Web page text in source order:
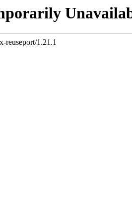
reuseport/1.21.1